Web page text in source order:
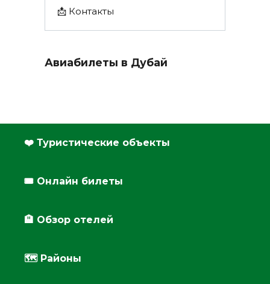
📩 Контакты
Авиабилеты в Дубай
❤️ Туристические объекты
🎟️ Онлайн билеты
🏨 Обзор отелей
🗺 Районы